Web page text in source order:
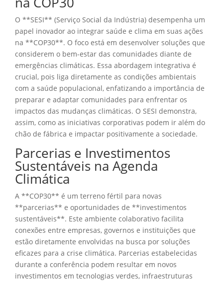
O **SESI** (Serviço Social da Indústria) desempenha um
papel inovador ao integrar saúde e clima em suas ações
na **COP30**. O foco está em desenvolver soluções que
considerem o bem-estar das comunidades diante de
emergências climáticas. Essa abordagem integrativa é
crucial, pois liga diretamente as condições ambientais
com a saúde populacional, enfatizando a importância de
preparar e adaptar comunidades para enfrentar os
impactos das mudanças climáticas. O SESI demonstra,
assim, como as iniciativas corporativas podem ir além do
chão de fábrica e impactar positivamente a sociedade.
Parcerias e Investimentos
Sustentáveis na Agenda
Climática
A **COP30** é um terreno fértil para novas
**parcerias** e oportunidades de **investimentos
sustentáveis**. Este ambiente colaborativo facilita
conexões entre empresas, governos e instituições que
estão diretamente envolvidas na busca por soluções
eficazes para a crise climática. Parcerias estabelecidas
durante a conferência podem resultar em novos
investimentos em tecnologias verdes, infraestruturas